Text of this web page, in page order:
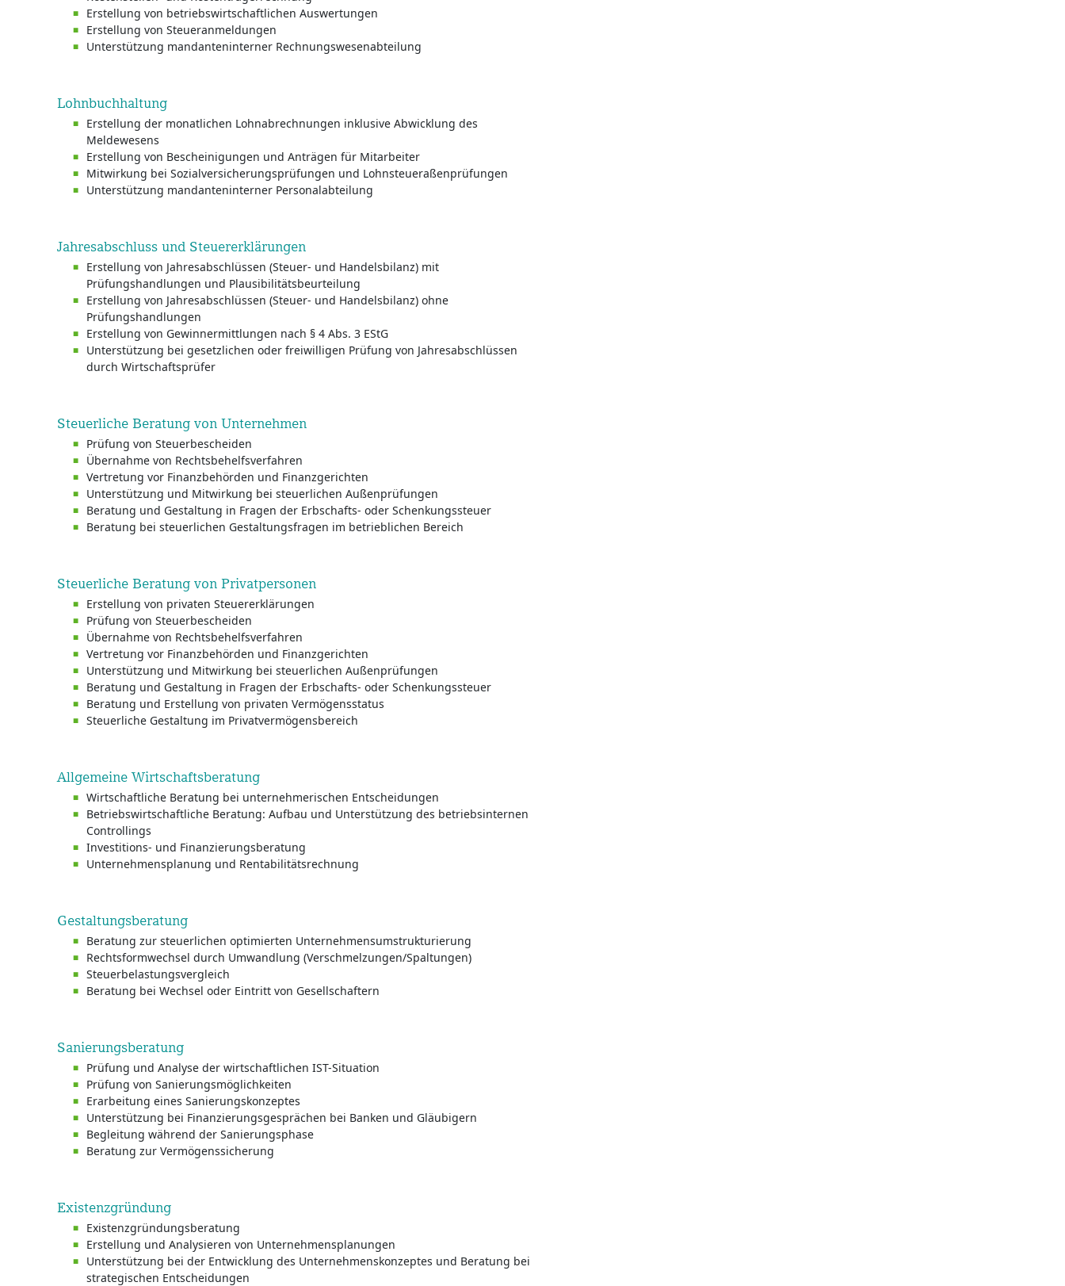
Erstellung von betriebswirtschaftlichen Auswertungen
Erstellung von Steueranmeldungen
Unterstützung mandanteninterner Rechnungswesenabteilung
Lohnbuchhaltung
Erstellung der monatlichen Lohnabrechnungen inklusive Abwicklung des
Meldewesens
Erstellung von Bescheinigungen und Anträgen für Mitarbeiter
Mitwirkung bei Sozialversicherungsprüfungen und Lohnsteueraßenprüfungen
Unterstützung mandanteninterner Personalabteilung
Jahresabschluss und Steuererklärungen
Erstellung von Jahresabschlüssen (Steuer- und Handelsbilanz) mit
Prüfungshandlungen und Plausibilitätsbeurteilung
Erstellung von Jahresabschlüssen (Steuer- und Handelsbilanz) ohne
Prüfungshandlungen
Erstellung von Gewinnermittlungen nach § 4 Abs. 3 EStG
Unterstützung bei gesetzlichen oder freiwilligen Prüfung von Jahresabschlüssen
durch Wirtschaftsprüfer
Steuerliche Beratung von Unternehmen
Prüfung von Steuerbescheiden
Übernahme von Rechtsbehelfsverfahren
Vertretung vor Finanzbehörden und Finanzgerichten
Unterstützung und Mitwirkung bei steuerlichen Außenprüfungen
Beratung und Gestaltung in Fragen der Erbschafts- oder Schenkungssteuer
Beratung bei steuerlichen Gestaltungsfragen im betrieblichen Bereich
Steuerliche Beratung von Privatpersonen
Erstellung von privaten Steuererklärungen
Prüfung von Steuerbescheiden
Übernahme von Rechtsbehelfsverfahren
Vertretung vor Finanzbehörden und Finanzgerichten
Unterstützung und Mitwirkung bei steuerlichen Außenprüfungen
Beratung und Gestaltung in Fragen der Erbschafts- oder Schenkungssteuer
Beratung und Erstellung von privaten Vermögensstatus
Steuerliche Gestaltung im Privatvermögensbereich
Allgemeine Wirtschaftsberatung
Wirtschaftliche Beratung bei unternehmerischen Entscheidungen
Betriebswirtschaftliche Beratung: Aufbau und Unterstützung des betriebsinternen
Controllings
Investitions- und Finanzierungsberatung
Unternehmensplanung und Rentabilitätsrechnung
Gestaltungsberatung
Beratung zur steuerlichen optimierten Unternehmensumstrukturierung
Rechtsformwechsel durch Umwandlung (Verschmelzungen/Spaltungen)
Steuerbelastungsvergleich
Beratung bei Wechsel oder Eintritt von Gesellschaftern
Sanierungsberatung
Prüfung und Analyse der wirtschaftlichen IST-Situation
Prüfung von Sanierungsmöglichkeiten
Erarbeitung eines Sanierungskonzeptes
Unterstützung bei Finanzierungsgesprächen bei Banken und Gläubigern
Begleitung während der Sanierungsphase
Beratung zur Vermögenssicherung
Existenzgründung
Existenzgründungsberatung
Erstellung und Analysieren von Unternehmensplanungen
Unterstützung bei der Entwicklung des Unternehmenskonzeptes und Beratung bei
strategischen Entscheidungen